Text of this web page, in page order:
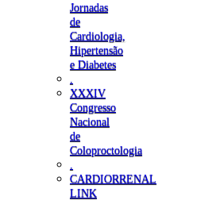
Jornadas
de
Cardiologia,
Hipertensão
e Diabetes
XXXIV
Congresso
Nacional
de
Coloproctologia
CARDIORRENAL
LINK